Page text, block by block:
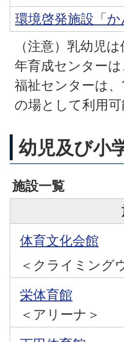
環境啓発施設「か
（注意）乳幼児
年育成センター
福祉センターは
の場として利用可
幼児及び小
施設一覧
体育文化会館
＜クライミング
栄体育館
＜アリーナ＞